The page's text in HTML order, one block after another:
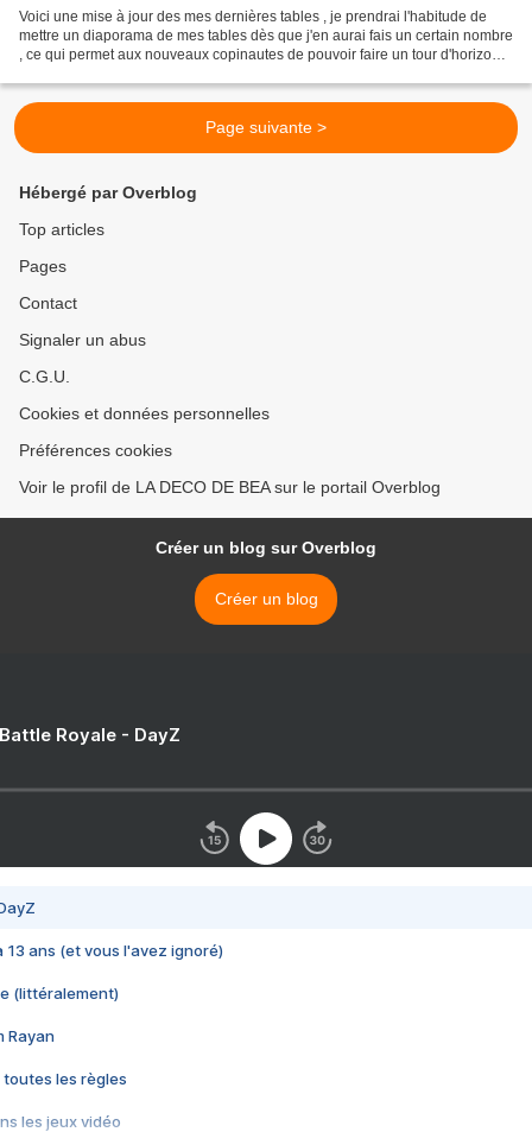
Voici une mise à jour des mes dernières tables , je prendrai l'habitude de
mettre un diaporama de mes tables dès que j'en aurai fais un certain nombre
, ce qui permet aux nouveaux copinautes de pouvoir faire un tour d'horizon
Page suivante >
Hébergé par Overblog
Top articles
Pages
Contact
Signaler un abus
C.G.U.
Cookies et données personnelles
Préférences cookies
Voir le profil de LA DECO DE BEA sur le portail Overblog
Créer un blog sur Overblog
Créer un blog
Royale - DayZ
13 ans (et vous l'avez ignoré)
(littéralement)
Rayan
toutes les règles
les jeux vidéo